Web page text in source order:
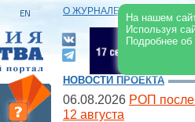
На нашем
Используя
Подробнее
О ЖУРНАЛЕ |
НОВОСТИ ПРОЕКТА
06.08.2026 РОП после
12 августа